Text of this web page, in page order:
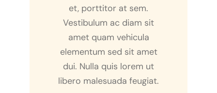
et, porttitor at sem.
Vestibulum ac diam sit
amet quam vehicula
elementum sed sit amet
dui. Nulla quis lorem ut
libero malesuada feugiat.